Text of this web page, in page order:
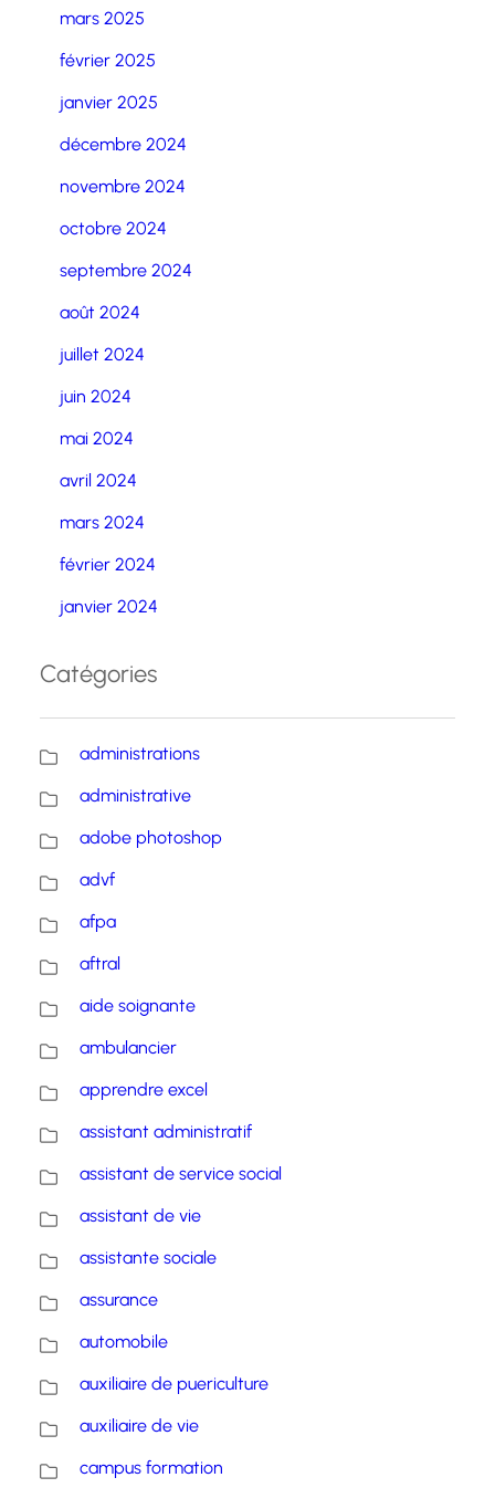
mars 2025
février 2025
janvier 2025
décembre 2024
novembre 2024
octobre 2024
septembre 2024
août 2024
juillet 2024
juin 2024
mai 2024
avril 2024
mars 2024
février 2024
janvier 2024
Catégories
administrations
administrative
adobe photoshop
advf
afpa
aftral
aide soignante
ambulancier
apprendre excel
assistant administratif
assistant de service social
assistant de vie
assistante sociale
assurance
automobile
auxiliaire de puericulture
auxiliaire de vie
campus formation